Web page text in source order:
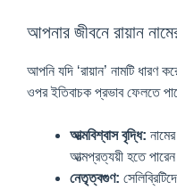
আপনার জীবনে রায়ান
আপনি যদি ‘রায়ান’ নামটি
ওপর ইতিবাচক প্রভাব ফেলতে
আত্মবিশ্বাস বৃদ্ধি:
আত্মপ্রত্যয়ী হতে
নেতৃত্বগুণ: